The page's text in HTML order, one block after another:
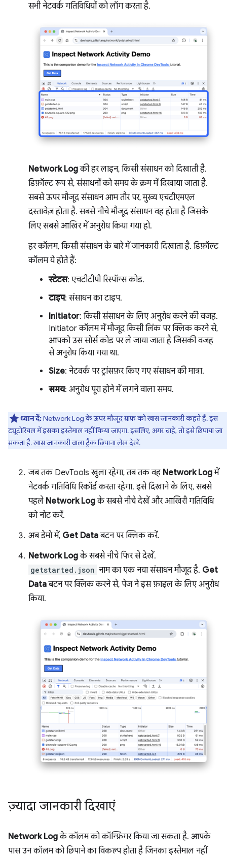
सभी नेटवर्क गतिविधियों को लॉग करता है.
Network Logकी हर लाइन, किसी संसाधन को दिखाती है.
डिफ़ॉल्ट रूप से, संसाधनों को समय के क्रम में दिखाया जाता है.
सबसे ऊपर मौजूद संसाधन आम तौर पर, मुख्य एचटीएमएल
दस्तावेज़ होता है. सबसे नीचे मौजूद संसाधन वह होता है जिसके
लिए सबसे आखिर में अनुरोध किया गया हो.
हर कॉलम, किसी संसाधन के बारे में जानकारी दिखाता है. डिफ़ॉल्ट
कॉलम ये होते हैं:
स्टेटस: एचटीटीपी रिस्पॉन्स कोड.
टाइप: संसाधन का टाइप.
Initiator: किसी संसाधन के लिए अनुरोध करने की वजह.
Initiator कॉलम में मौजूद किसी लिंक पर क्लिक करने से,
आपको उस सोर्स कोड पर ले जाया जाता है जिसकी वजह
से अनुरोध किया गया था.
Size: नेटवर्क पर ट्रांसफ़र किए गए संसाधन की मात्रा.
समय: अनुरोध पूरा होने में लगने वाला समय.
ध्यान दें:Network Log के ऊपर मौजूद ग्राफ़ को खास जानकारी कहते हैं. इस
ट्यूटोरियल में इसका इस्तेमाल नहीं किया जाएगा. इसलिए, अगर चाहें, तो इसे छिपाया जा
सकता है.खास जानकारी वाला ट्रैक छिपाना लेख देखें.
जब तक DevTools खुला रहेगा, तब तक वह Network Logमें
नेटवर्क गतिविधि रिकॉर्ड करता रहेगा. इसे दिखाने के लिए, सबसे
पहले Network Logके सबसे नीचे देखें और आखिरी गतिविधि
को नोट करें.
अब डेमो में, Get Dataबटन पर क्लिक करें.
Network Logके सबसे नीचे फिर से देखें.
getstarted.json नाम का एक नया संसाधन मौजूद है. Get
Dataबटन पर क्लिक करने से, पेज ने इस फ़ाइल के लिए अनुरोध
किया.
ज़्यादा जानकारी दिखाएं
Network Logके कॉलम को कॉन्फ़िगर किया जा सकता है. आपके
पास उन कॉलम को छिपाने का विकल्प होता है जिनका इस्तेमाल नहीं